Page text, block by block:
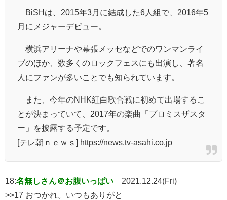
BiSHは、2015年3月に結成した6人組で、2016年5
月にメジャーデビュー。
横浜アリーナや幕張メッセなどでのワンマンライ
ブのほか、数多くのロックフェスにも出演し、著名
人にファンが多いことでも知られています。
また、今年のNHK紅白歌合戦に初めて出場するこ
とが決まっていて、2017年の楽曲「プロミスザスタ
ー」を披露する予定です。
[テレ朝ｎｅｗｓ] https://news.tv-asahi.co.jp
18:名無しさん＠お腹いっぱい
2021.12.24(Fri)
>>17 おつかれ。いつもありがと